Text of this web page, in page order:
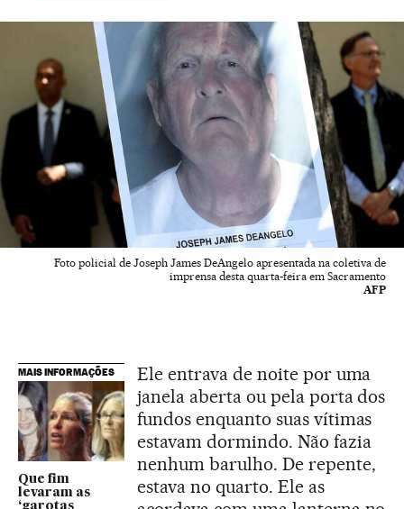
Foto policial de Joseph James DeAngelo apresentada na coletiva de
imprensa desta quarta-feira em Sacramento
AFP
MAIS INFORMAÇÕES
Que fim
levaram as
‘garotas
Ele entrava de noite por uma
janela aberta ou pela porta dos
fundos enquanto suas vítimas
estavam dormindo. Não fazia
nenhum barulho. De repente,
estava no quarto. Ele as